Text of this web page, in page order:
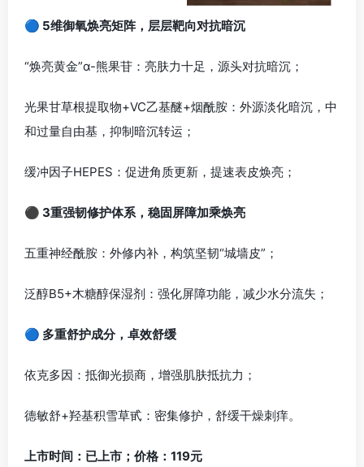
🔵 5维御氧焕亮矩阵，层层靶向对抗暗沉
“焕亮黄金”α-熊果苷：亮肤力十足，源头对抗暗沉；
光果甘草根提取物+VC乙基醚+烟酰胺：外源淡化暗沉，中
和过量自由基，抑制暗沉转运；
缓冲因子HEPES：促进角质更新，提速表皮焕亮；
⚫ 3重强韧修护体系，稳固屏障加乘焕亮
五重神经酰胺：外修内补，构筑坚韧“城墙皮”；
泛醇B5+木糖醇保湿剂：强化屏障功能，减少水分流失；
🔵 多重舒护成分，卓效舒缓
依克多因：抵御光损商，增强肌肤抵抗力；
德敏舒+羟基积雪草甙：密集修护，舒缓干燥刺痒。
上市时间：已上市；价格：119元